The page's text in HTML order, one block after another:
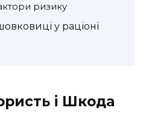
ризику
у раціоні
і Шкода